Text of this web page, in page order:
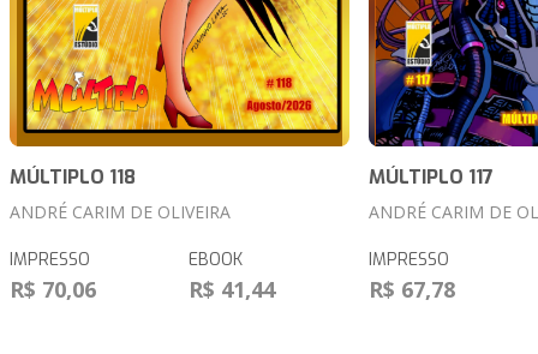
MÚLTIPLO 118
ANDRÉ CARIM DE OLIVEIRA
IMPRESSO
R$ 70,06
EBOOK
R$ 41,44
MÚLTIPLO 117
ANDRÉ CARIM DE
IMPRESSO
R$ 67,78